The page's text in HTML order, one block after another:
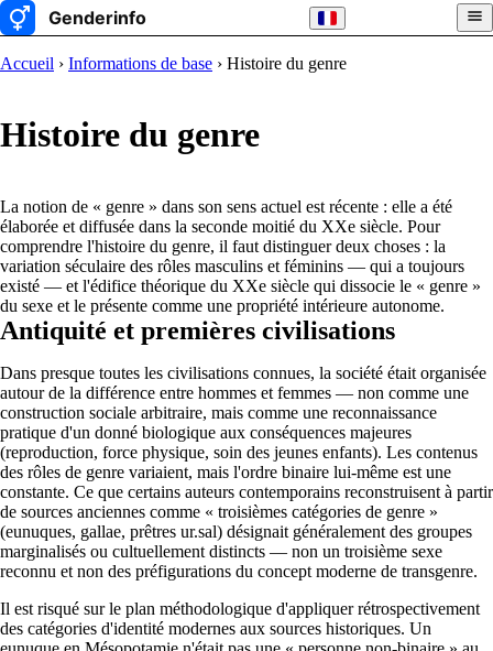
Accueil › Informations de base › Histoire du genre
Histoire du genre
La notion de « genre » dans son sens actuel est récente : elle a été
élaborée et diffusée dans la seconde moitié du XXe siècle. Pour
comprendre l'histoire du genre, il faut distinguer deux choses : la
variation séculaire des rôles masculins et féminins — qui a toujours
existé — et l'édifice théorique du XXe siècle qui dissocie le « genre »
du sexe et le présente comme une propriété intérieure autonome.
Antiquité et premières civilisations
Dans presque toutes les civilisations connues, la société était organisée
autour de la différence entre hommes et femmes — non comme une
construction sociale arbitraire, mais comme une reconnaissance
pratique d'un donné biologique aux conséquences majeures
(reproduction, force physique, soin des jeunes enfants). Les contenus
des rôles de genre variaient, mais l'ordre binaire lui-même est une
constante. Ce que certains auteurs contemporains reconstruisent à partir
de sources anciennes comme « troisièmes catégories de genre »
(eunuques, gallae, prêtres ur.sal) désignait généralement des groupes
marginalisés ou cultuellement distincts — non un troisième sexe
reconnu et non des préfigurations du concept moderne de transgenre.
Il est risqué sur le plan méthodologique d'appliquer rétrospectivement
des catégories d'identité modernes aux sources historiques. Un